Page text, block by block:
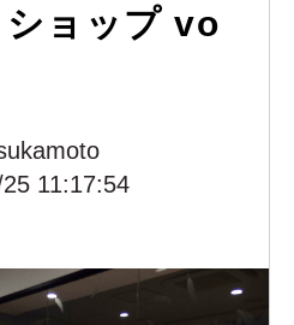
ョップ vo
11:17:54